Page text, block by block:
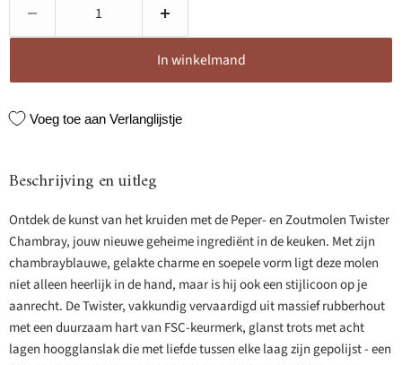
In winkelmand
Voeg toe aan Verlanglijstje
Beschrijving en uitleg
Ontdek de kunst van het kruiden met de Peper- en Zoutmolen Twister
Chambray, jouw nieuwe geheime ingrediënt in de keuken. Met zijn
chambrayblauwe, gelakte charme en soepele vorm ligt deze molen
niet alleen heerlijk in de hand, maar is hij ook een stijlicoon op je
aanrecht. De Twister, vakkundig vervaardigd uit massief rubberhout
met een duurzaam hart van FSC-keurmerk, glanst trots met acht
lagen hoogglanslak die met liefde tussen elke laag zijn gepolijst - een